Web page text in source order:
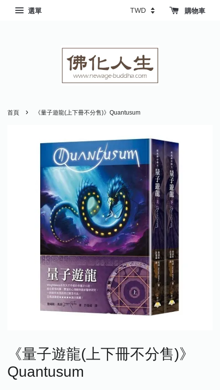
選單 購物車
首頁 › 《量子遊龍(上下冊不分售)》Quantusum
《量子遊龍(上下冊不分售)》
Quantusum